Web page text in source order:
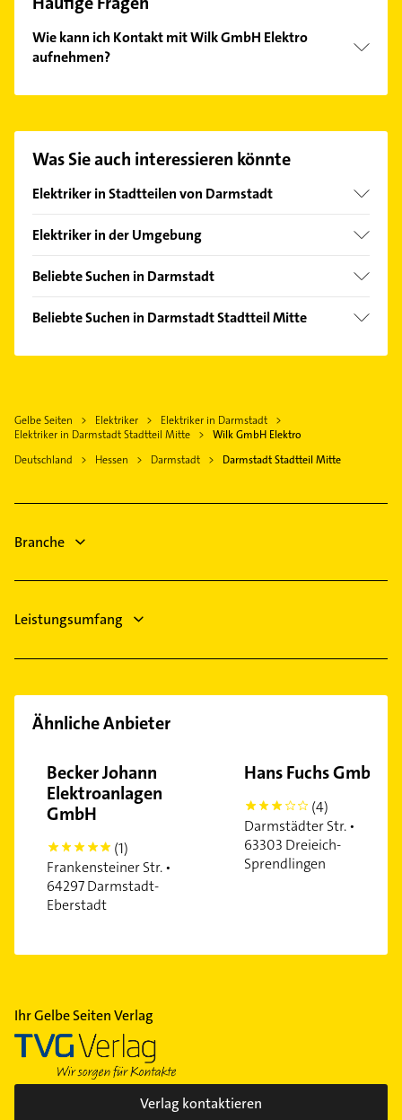
Wie kann ich Kontakt mit Wilk GmbH Elektro
aufnehmen?
Kontaktmöglichkeiten wie Adresse oder Mail in
finden Sie alleKontaktdaten.
Was Sie auch interessieren könnte
Elektriker in Stadtteilen von Darmstadt
Arheilgen
Nord
West
Wixhausen
Elektriker in der Umgebung
Griesheim Hessen
Pfungstadt
Seeheim-Jugenheim
Riedstadt
Groß-Zimmern
Beliebte Suchen in Darmstadt
Klempner
Sanitärinstallation
Fensterbauer
Fenster
Lüftungsanlagen
Heizungsbauer
Beliebte Suchen in Darmstadt Stadtteil Mitte
Zahnarzt
Phoniatrie
Heizung & Sanitär
Heizungsbauer
Heizungsfirmen
Gelbe Seiten Elektriker
Elektriker in Darmstadt
Elektriker in Darmstadt Stadtteil Mitte
Wilk GmbH Elektro
Deutschland
Hessen Darmstadt Darmstadt Stadtteil Mitte
Branche
Leistungsumfang
Ähnliche Anbieter
Becker Johann
Elektroanlagen
GmbH
5
(1)
Frankensteiner Str. •
64297 Darmstadt-
Eberstadt
Hans Fuchs GmbH
3
(4)
Darmstädter Str. •
63303 Dreieich-
Sprendlingen
Ihr Gelbe Seiten Verlag
Verlag kontaktieren